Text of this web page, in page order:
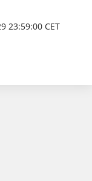
23:59:00 CET